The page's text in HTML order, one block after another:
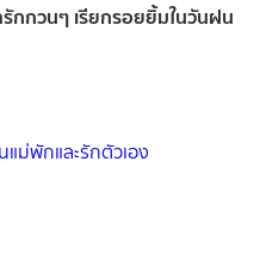
กวนๆ เรียกรอยยิ้มในวันฝน